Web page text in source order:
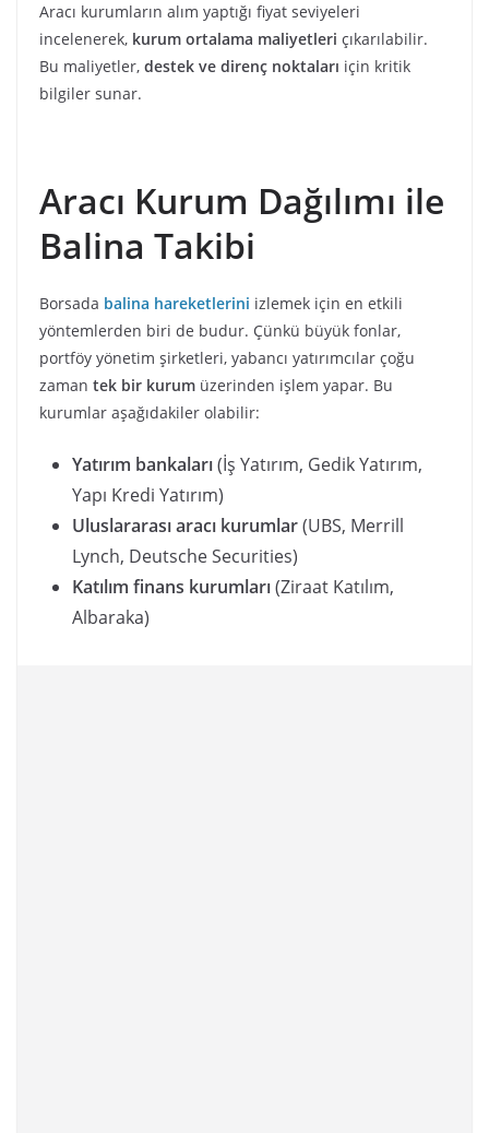
Aracı kurumların alım yaptığı fiyat seviyeleri
incelenerek, kurum ortalama maliyetleri çıkarılabilir.
Bu maliyetler, destek ve direnç noktaları için kritik
bilgiler sunar.
Aracı Kurum Dağılımı ile
Balina Takibi
Borsada balina hareketlerini izlemek için en etkili
yöntemlerden biri de budur. Çünkü büyük fonlar,
portföy yönetim şirketleri, yabancı yatırımcılar çoğu
zaman tek bir kurum üzerinden işlem yapar. Bu
kurumlar aşağıdakiler olabilir:
Yatırım bankaları(İş Yatırım, Gedik Yatırım,
Yapı Kredi Yatırım)
Uluslararası aracı kurumlar(UBS, Merrill
Lynch, Deutsche Securities)
Katılım finans kurumları(Ziraat Katılım,
Albaraka)